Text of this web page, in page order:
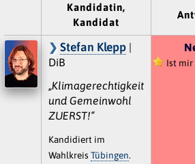
Kandidatin,
Kandidat
Stefan Klepp|
DiB
„Klimagerechtigkeit
und Gemeinwohl
ZUERST!“
Kandidiert im
Wahlkreis Tübingen.
Ist